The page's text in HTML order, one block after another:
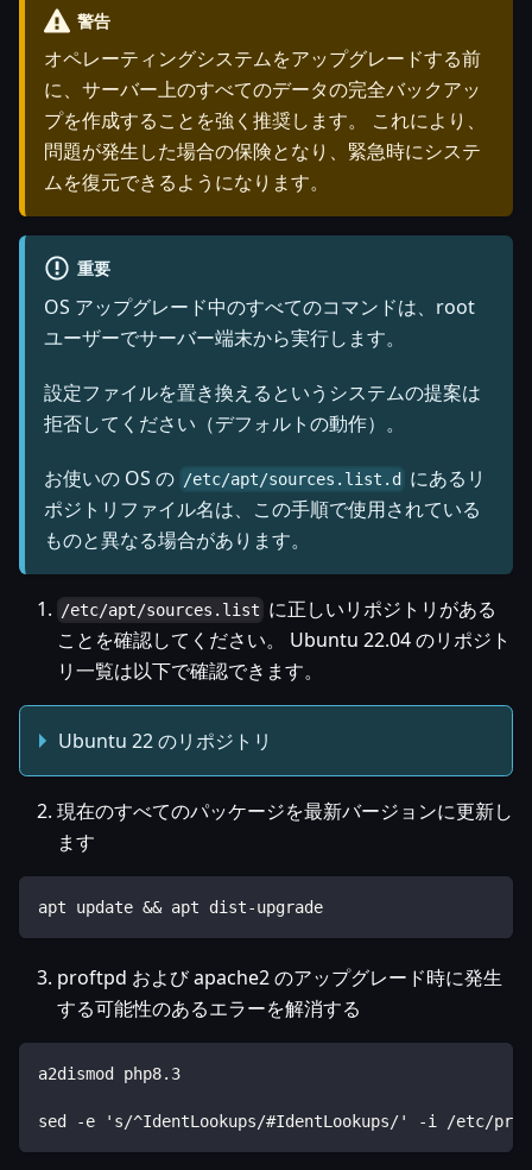
警告
オペレーティングシステムをアップグレードする前
に、サーバー上のすべてのデータの完全バックアッ
プを作成することを強く推奨します。 これにより、
問題が発生した場合の保険となり、緊急時にシステ
ムを復元できるようになります。
重要
OS アップグレード中のすべてのコマンドは、root
ユーザーでサーバー端末から実行します。
設定ファイルを置き換えるというシステムの提案は
拒否してください（デフォルトの動作）。
お使いの OS の /etc/apt/sources.list.d
にあるリ
ポジトリファイル名は、この手順で使用されている
ものと異なる場合があります。
/etc/apt/sources.list に正しいリポジトリがある
ことを確認してください。 Ubuntu 22.04 のリポジト
リ一覧は以下で確認できます。
Ubuntu 22 のリポジトリ
現在のすべてのパッケージを最新バージョンに更新し
ます
apt update && apt dist-upgrade
proftpd および apache2 のアップグレード時に発生
する可能性のあるエラーを解消する
a2dismod php8.3
sed -e 's/^IdentLookups/#IdentLookups/' -i /etc/